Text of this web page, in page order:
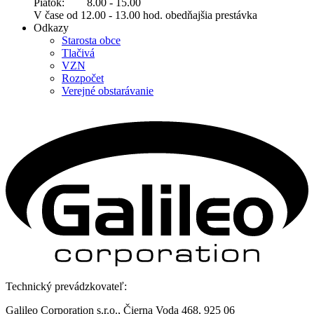
V čase od 12.00 - 13.00 hod. obedňajšia prestávka
Odkazy
Starosta obce
Tlačivá
VZN
Rozpočet
Verejné obstarávanie
Technický prevádzkovateľ:
Galileo Corporation s.r.o., Čierna Voda 468, 925 06